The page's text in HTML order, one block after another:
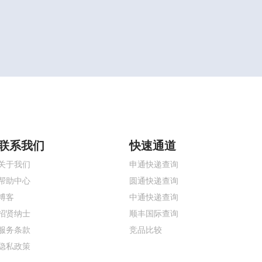
系我们
于我们
助中心
客
贤纳士
务条款
私政策
快速通道
申通快递查询
圆通快递查询
中通快递查询
顺丰国际查询
竞品比较